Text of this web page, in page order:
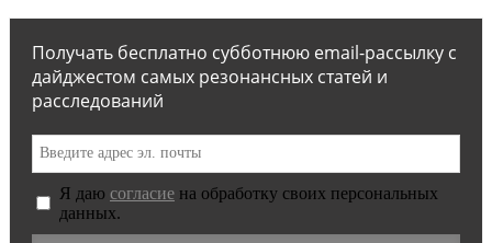
Получать бесплатно субботнюю email-рассылку с
дайджестом самых резонансных статей и
расследований
Я даю согласие на обработку своих персональных
данных.